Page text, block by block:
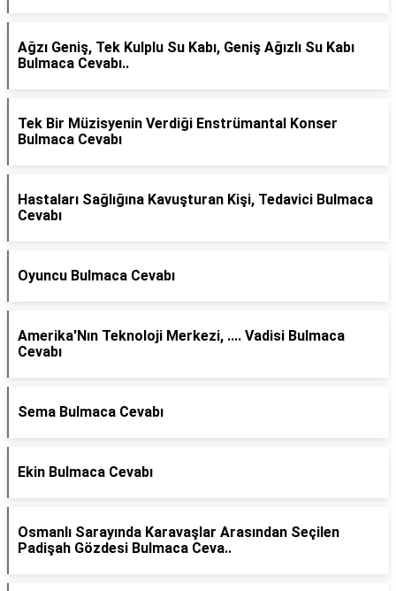
Ağzı Geniş, Tek Kulplu Su Kabı, Geniş Ağızlı Su Kabı
Bulmaca Cevabı..
Tek Bir Müzisyenin Verdiği Enstrümantal Konser
Bulmaca Cevabı
Hastaları Sağlığına Kavuşturan Kişi, Tedavici Bulmaca
Cevabı
Oyuncu Bulmaca Cevabı
Amerika'Nın Teknoloji Merkezi, .... Vadisi Bulmaca
Cevabı
Sema Bulmaca Cevabı
Ekin Bulmaca Cevabı
Osmanlı Sarayında Karavaşlar Arasından Seçilen
Padişah Gözdesi Bulmaca Ceva..